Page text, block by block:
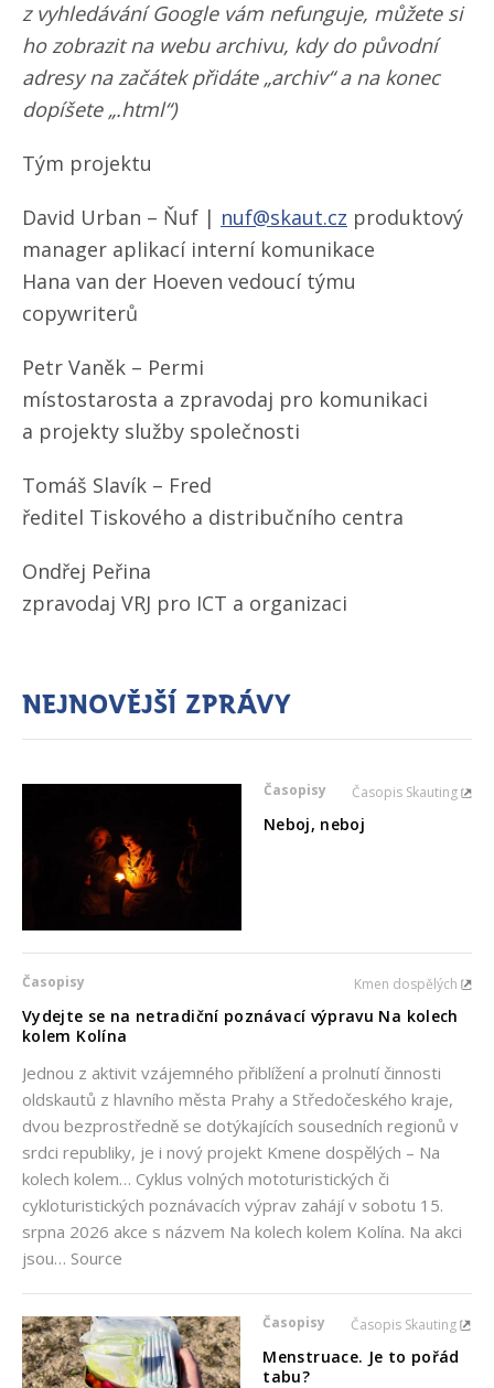
z vyhledávání Google vám nefunguje, můžete si
ho zobrazit na webu archivu, kdy do původní
adresy na začátek přidáte „archiv“ a na konec
dopíšete „.html“)
Tým projektu
David Urban – Ňuf | nuf@skaut.cz produktový
manager aplikací interní komunikace
Hana van der Hoeven vedoucí týmu
copywriterů
Petr Vaněk – Permi
místostarosta a zpravodaj pro komunikaci
a projekty služby společnosti
Tomáš Slavík – Fred
ředitel Tiskového a distribučního centra
Ondřej Peřina
zpravodaj VRJ pro ICT a organizaci
Nejnovější zprávy
Časopisy Časopis Skauting
Neboj, neboj
Časopisy Kmen dospělých
Vydejte se na netradiční poznávací výpravu Na kolech
kolem Kolína
Jednou z aktivit vzájemného přiblížení a prolnutí činnosti
oldskautů z hlavního města Prahy a Středočeského kraje,
dvou bezprostředně se dotýkajících sousedních regionů v
srdci republiky, je i nový projekt Kmene dospělých – Na
kolech kolem… Cyklus volných mototuristických či
cykloturistických poznávacích výprav zahájí v sobotu 15.
srpna 2026 akce s názvem Na kolech kolem Kolína. Na akci
jsou… Source
Časopisy Časopis Skauting
Menstruace. Je to pořád
tabu?